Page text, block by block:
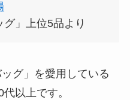
」上位5品より
グ」を愛用している
以上です。